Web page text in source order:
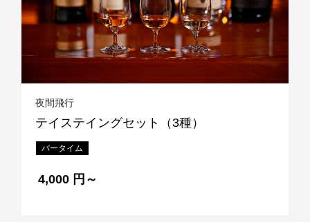
夜間飛行
テイステイングセット（3種）
バータイム
4,000 円～